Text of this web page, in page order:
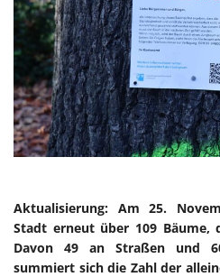
Aktualisierung: Am 25.
Stadt erneut über 109 Bäume,
Davon 49 an Straßen und
summiert sich die Zahl der